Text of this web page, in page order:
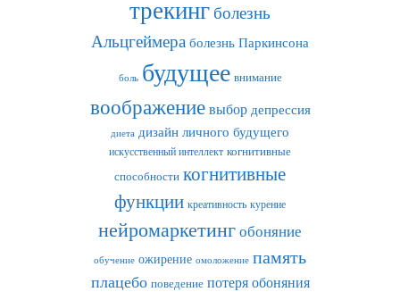
трекинг болезнь
Альцгеймера болезнь Паркинсона
боль будущее внимание
воображение выбор депрессия
диета дизайн личного будущего
искусственный интеллект когнитивные
способности когнитивные
функции креативность курение
нейромаркетинг обоняние
обучение ожирение омоложение память
плацебо поведение потеря обоняния